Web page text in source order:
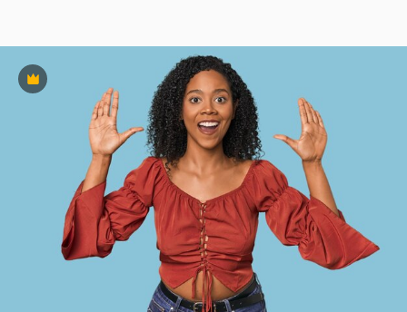
Premium